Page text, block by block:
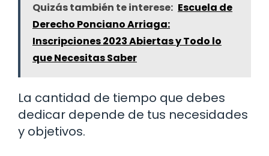
Quizás también te interese: Escuela de
Derecho Ponciano Arriaga:
Inscripciones 2023 Abiertas y Todo lo
que Necesitas Saber
La cantidad de tiempo que debes
dedicar depende de tus necesidades
y objetivos.